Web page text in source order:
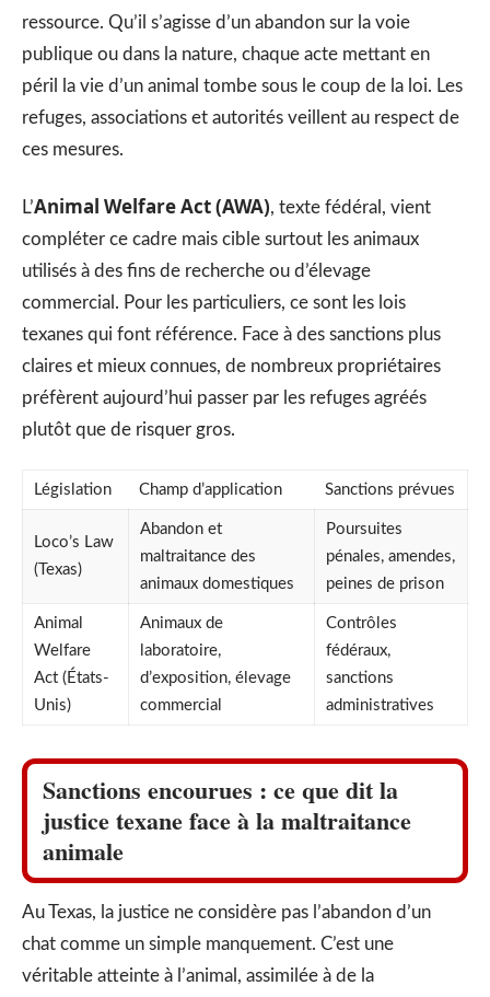
ressource. Qu’il s’agisse d’un abandon sur la voie
publique ou dans la nature, chaque acte mettant en
péril la vie d’un animal tombe sous le coup de la loi. Les
refuges, associations et autorités veillent au respect de
ces mesures.
L’Animal Welfare Act (AWA), texte fédéral, vient
compléter ce cadre mais cible surtout les animaux
utilisés à des fins de recherche ou d’élevage
commercial. Pour les particuliers, ce sont les lois
texanes qui font référence. Face à des sanctions plus
claires et mieux connues, de nombreux propriétaires
préfèrent aujourd’hui passer par les refuges agréés
plutôt que de risquer gros.
Législation Champ d’application Sanctions prévues
Loco’s Law
(Texas)
Abandon et
maltraitance des
animaux domestiques
Poursuites
pénales, amendes,
peines de prison
Animal
Welfare
Act (États-
Unis)
Animaux de
laboratoire,
d’exposition, élevage
commercial
Contrôles
fédéraux,
sanctions
administratives
Sanctions encourues : ce que dit la
justice texane face à la maltraitance
animale
Au Texas, la justice ne considère pas l’abandon d’un
chat comme un simple manquement. C’est une
véritable atteinte à l’animal, assimilée à de la